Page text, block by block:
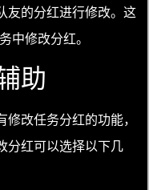
友的分红进行修改。这
中修改分红。
助
改任务分红的功能，
分红可以选择以下几